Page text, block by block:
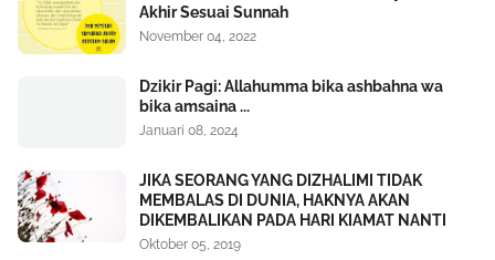
Akhir Sesuai Sunnah
November 04, 2022
Dzikir Pagi: Allahumma bika ashbahna wa
bika amsaina ...
Januari 08, 2024
JIKA SEORANG YANG DIZHALIMI TIDAK
MEMBALAS DI DUNIA, HAKNYA AKAN
DIKEMBALIKAN PADA HARI KIAMAT NANTI
Oktober 05, 2019